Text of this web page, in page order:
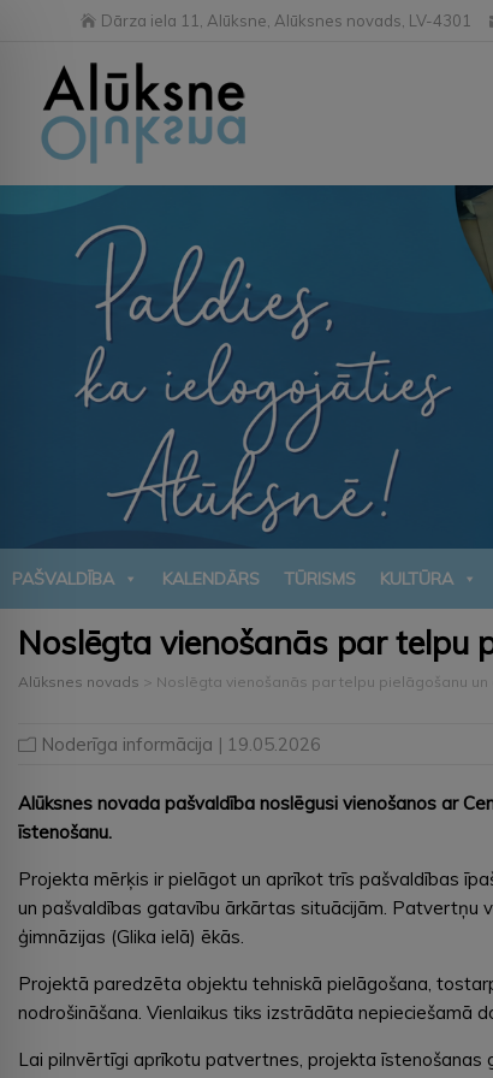
Dārza iela 11, Alūksne, Alūksnes novads, LV-4301
PAŠVALDĪBA KALENDĀRS TŪRISMS KULTŪRA
Noslēgta vienošanās par telpu
Alūksnes novads > Noslēgta vienošanās par telpu pielāgošanu
Noderīga informācija | 19.05.2026
Alūksnes novada pašvaldība noslēgusi vienošanos ar
īstenošanu.
Projekta mērķis ir pielāgot un aprīkot trīs pašvaldības
un pašvaldības gatavību ārkārtas situācijām. Patvertņu
ģimnāzijas (Glika ielā) ēkās.
Projektā paredzēta objektu tehniskā pielāgošana,
nodrošināšana. Vienlaikus tiks izstrādāta nepieciešamā
Lai pilnvērtīgi aprīkotu patvertnes, projekta